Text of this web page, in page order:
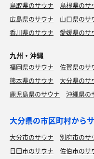
鳥取県のサウナ 島根県のサ
広島県のサウナ
山口県のサ
香川県のサウナ
愛媛県のサ
九州・沖縄
福岡県のサウナ 佐賀県のサ
熊本県のサウナ
大分県のサ
鹿児島県のサウナ
沖縄県の
大分県の市区町村から
大分市のサウナ 別府市のサ
日田市のサウナ
佐伯市のサ